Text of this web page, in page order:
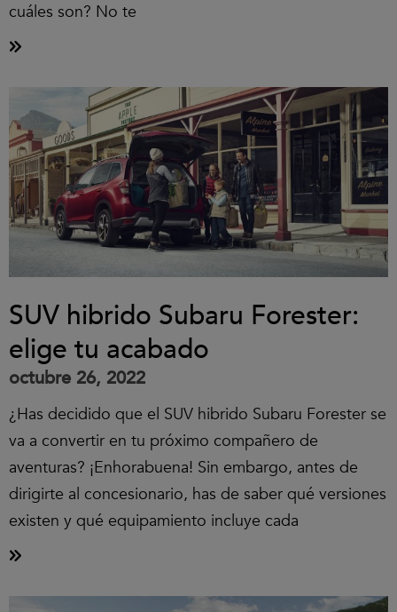
cuáles son? No te
SUV hibrido Subaru Forester:
elige tu acabado
octubre 26, 2022
¿Has decidido que el SUV hibrido Subaru Forester se
va a convertir en tu próximo compañero de
aventuras? ¡Enhorabuena! Sin embargo, antes de
dirigirte al concesionario, has de saber qué versiones
existen y qué equipamiento incluye cada